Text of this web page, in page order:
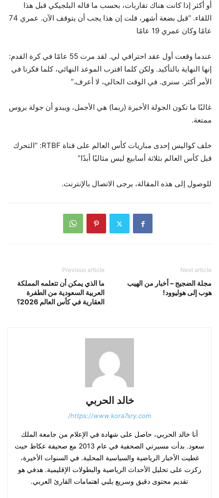
أو أكثر إذا كانت هناك تقاربات، بحسب ما قاله البلجيكي قبل هذا
اللقاء. “قبل بضعة أشهر، قلت إن هذا يجب أن يتوقف الآن. عمري 74
عامًا وكان عمري 19 عامًا
عندما وقعت أول عقد احترافي لي. لقد مرت 55 عامًا في كرة القدم:
إنها النهاية بالتأكيد. ولكن كلما اقترب الموعد النهائي، كلما فكرنا في
الأمر أكثر. سنرى. في الوقت الحالي، لا أعرف.”
غالبًا ما تكون الجولة الأخيرة (ربما) هي الأجمل، ويبدو أن جولة بروس
ممتعة.
خلف كواليس إحدى مباريات كأس العالم على قناة RTBF: “التحرك
قبل كأس العالم بثلاثة أسابيع ليس مثاليًا أبدًا”
للوصول إلى هذه المقالة، يرجى الاتصال بالإنترنت.
Previous article
ما الذي يمكن أن تتعلمه المملكة
العربية السعودية من الطفرة
العقارية في كأس العالم 2026؟
Next article
مجلة الضجيج – أخبار من الهيب
هوب إلى هوليوود!
خالد الحربي
https://www.kora7sry.com/
أنا خالد الحربي، حاصل على شهادة في الإعلام من جامعة الملك
سعود. بدأت مسيرتي الصحفية في عام 2013 مع صحيفة عكاظ حيث
غطيت الأخبار الرياضية والسياسية المحلية. في السنوات الأخيرة،
ركزت على تحليل الأحداث الرياضية والبطولات الإقليمية. هدفي هو
تقديم محتوى دقيق وسريع يلبي اهتمامات القارئ العربي.